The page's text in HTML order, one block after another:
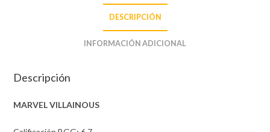
DESCRIPCIÓN
INFORMACIÓN ADICIONAL
Descripción
MARVEL VILLAINOUS